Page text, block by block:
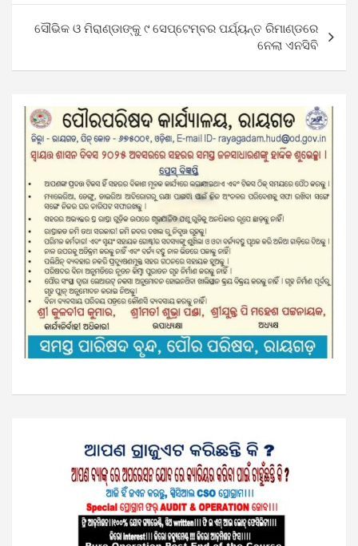
ସୌଭିକ ଓ ମିରାଣ୍ଡାଙ୍କୁ ୯ ସେପ୍ଟେମ୍ବର ପର୍ଯ୍ୟନ୍ତ ରିମାଣ୍ଡରେ
ନେଲା ଏନସିବି